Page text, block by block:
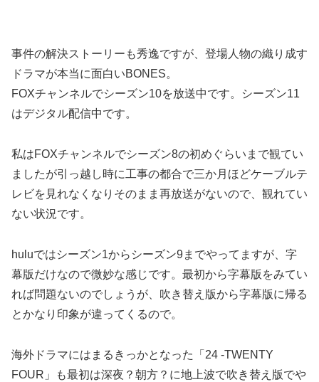
事件の解決ストーリーも秀逸ですが、登場人物の織り成す
ドラマが本当に面白いBONES。
FOXチャンネルでシーズン10を放送中です。シーズン11
はデジタル配信中です。
私はFOXチャンネルでシーズン8の初めぐらいまで観てい
ましたが引っ越し時に工事の都合で三か月ほどケーブルテ
レビを見れなくなりそのまま再放送がないので、観れてい
ない状況です。
huluではシーズン1からシーズン9までやってますが、字
幕版だけなので微妙な感じです。最初から字幕版をみてい
れば問題ないのでしょうが、吹き替え版から字幕版に帰る
とかなり印象が違ってくるので。
海外ドラマにはまるきっかとなった「24 -TWENTY
FOUR」も最初は深夜？朝方？に地上波で吹き替え版でや